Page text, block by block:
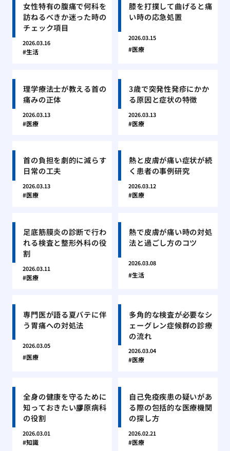
女性特有の腹痛で何科を
訪ねるべきか迷った時の
チェック項目
2026.03.16
生活
膝を打撲して曲げると痛
い時の応急処置
2026.03.15
医療
理学療法士が教える首の
痛みの正体
2026.03.13
医療
3歳で突発性発疹にかか
る原因と症状の特徴
2026.03.13
医療
首の負担を劇的に減らす
日常の工夫
2026.03.13
医療
熱と皮膚が痛い症状が続
く患者の事例研究
2026.03.12
医療
足底筋膜炎の診断で行わ
れる検査と整形外科の役
割
2026.03.11
医療
熱で皮膚が痛い時の対処
法と過ごし方のコツ
2026.03.08
生活
専門医が語る夏バテに伴
う胃痛への対処法
2026.03.05
医療
多角的な検査が必要なシ
ェーグレン症候群の診療
の流れ
2026.03.04
医療
全身の健康を守るために
知っておきたい膠原病科
の役割
2026.03.01
知識
自己免疫疾患の疑いがあ
る際の包括的な医療機関
の探し方
2026.02.21
医療